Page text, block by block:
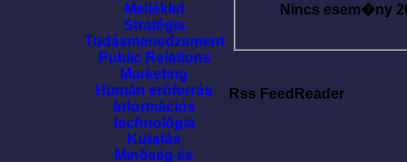
Melléklet
Stratégia
Tudásmenedzsment
Public Relations
Marketing
Humán erõforrás
Információs
technológia
Kutatás
Minõség és
Nincs esem�ny
Rss FeedReader